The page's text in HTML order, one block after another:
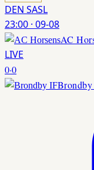
DEN SASL
23:00 · 09-08
AC
LIVE
0·0